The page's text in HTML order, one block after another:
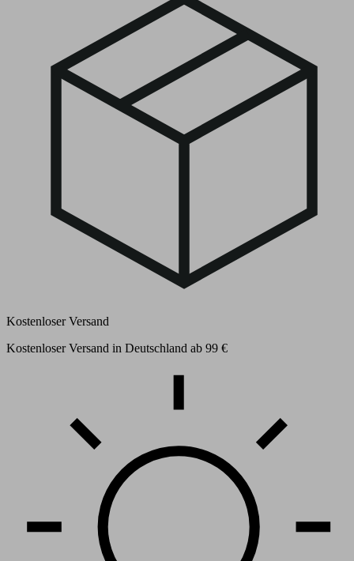
Kostenloser Versand
Kostenloser Versand in Deutschland ab 99 €